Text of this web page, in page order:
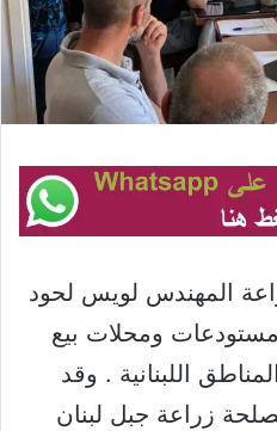
المهندس لويس لحود
ومحلات بيع
اللبنانية . وقد
زراعة جبل لبنان